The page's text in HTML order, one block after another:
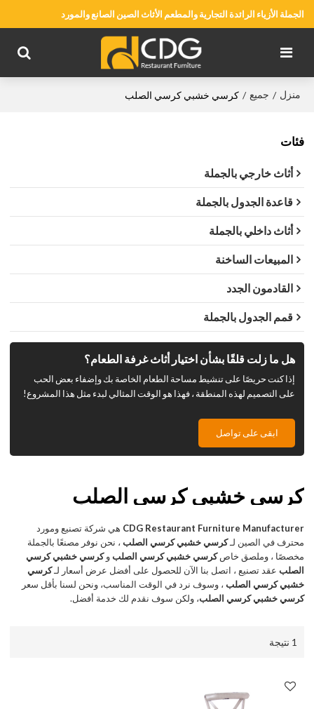
الجملة الأزياء الرائدة التجارية والمطعم الأثاث الصين الصانع والمورد
منزل / جميع / كرسي خشبي كرسي الصلب
فئات
أثاث خارجي بالجملة
قاعدة الجدول بالجملة
أثاث داخلي بالجملة
المبيعات الساخنة
القادمون الجدد
قمم الجدول بالجملة
هل ما زلت قلقًا بشأن اختيار أثاث غرفة الطعام؟
إذا كنت حريصًا على تنشيط مساحة الطعام الخاصة بك وإضفاء بعض الحب
على التصميم لهذه المنطقة ، فهذا هو الوقت المثالي لبدء مثل هذا المشروع!
ابقى على تواصل
كرسي خشبي كرسي الصلب
CDG Restaurant Furniture Manufacturer هي شركة تصنيع ومورد
محترف في الصين لـكرسي خشبي كرسي الصلب ، نحن نوفر مصنعًا بالجملة
مخصصًا ، وملصق خاصكرسي خشبي كرسي الصلبوكرسي خشبي كرسي
الصلب عقد تصنيع ، اتصل بنا الآن للحصول على أفضل عرض أسعار لـكرسي
خشبي كرسي الصلب ، وسوف نرد في الوقت المناسب، ونحن لسنا بأقل سعر
كرسي خشبي كرسي الصلب، ولكن سوف نقدم لك خدمة أفضل.
1 نتيجة